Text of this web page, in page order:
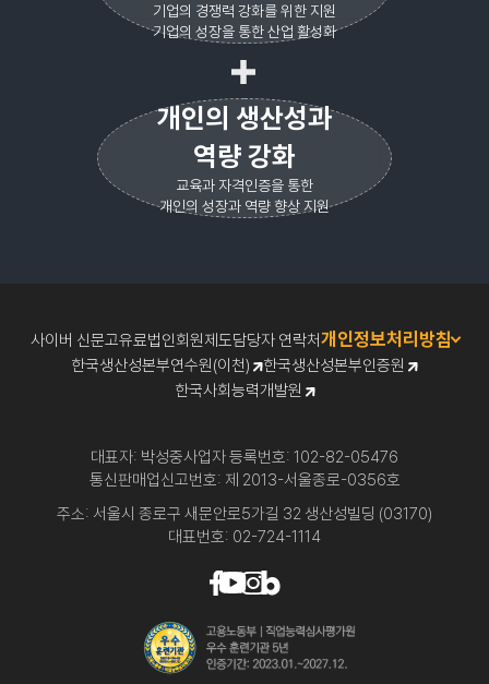
기업의 경쟁력 강화를 위한 지원
기업의 성장을 통한 산업 활성화
개인의 생산성과
역량 강화
교육과 자격인증을 통한
개인의 성장과 역량 향상 지원
사이버 신문고유료법인회원제도담당자 연락처개인정보처리방침
한국생산성본부연수원(이천)
한국생산성본부인증원
한국사회능력개발원
대표자: 박성중사업자 등록번호: 102-82-05476
통신판매업신고번호: 제 2013-서울종로-0356호
주소: 서울시 종로구 새문안로5가길 32 생산성빌딩 (03170)
대표번호: 02-724-1114